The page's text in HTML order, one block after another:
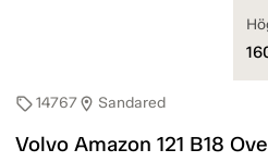
sell14767location_on Sandared
Volvo Amazon 121 B18